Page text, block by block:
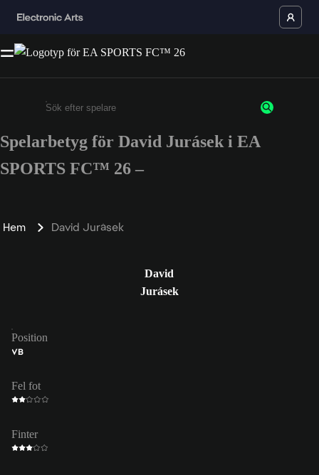
Ange minst 3 tecken eller siffror
Spelarbetyg för David Jurásek i EA
SPORTS FC™ 26 –
Hem David Jurásek
David
Jurásek
Position
VB
Fel fot
Finter